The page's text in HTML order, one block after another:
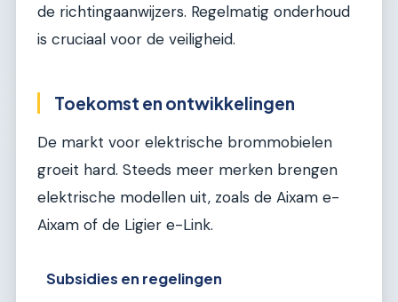
de richtingaanwijzers. Regelmatig onderhoud
is cruciaal voor de veiligheid.
Toekomst en ontwikkelingen
De markt voor elektrische brommobielen
groeit hard. Steeds meer merken brengen
elektrische modellen uit, zoals de Aixam e-
Aixam of de Ligier e-Link.
Subsidies en regelingen